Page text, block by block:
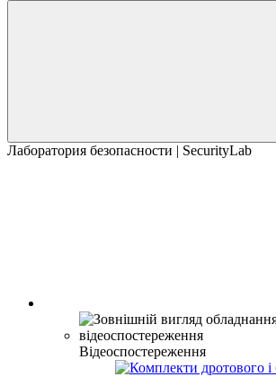
Лаборатория безопасности | SecurityLab
Відеоспостереження